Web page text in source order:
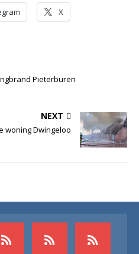
X
Pieterburen
NEXT
woning Dwingeloo